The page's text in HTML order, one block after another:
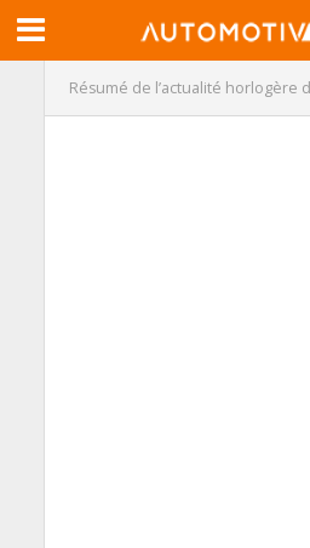
Résumé de l’actualité horlogère